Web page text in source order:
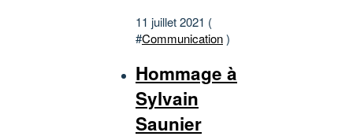
11 juillet 2021 (
#Communication)
Hommage à
Sylvain
Saunier